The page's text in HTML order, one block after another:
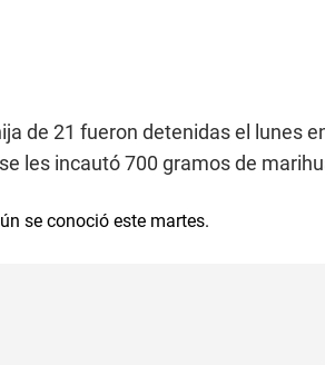
de 21 fueron detenidas el lunes
les incautó 700 gramos de
se conoció este martes.